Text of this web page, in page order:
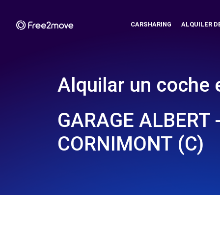
CARSHARING ALQUILER
Alquilar un coche
GARAGE ALBERT
CORNIMONT (C)